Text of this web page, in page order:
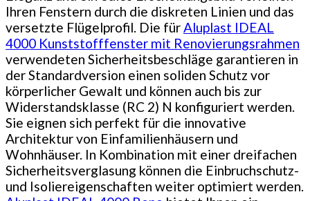
Ihren Fenstern durch die diskreten Linien und das
versetzte Flügelprofil. Die fürAluplast IDEAL
4000 Kunststofffenster mit Renovierungsrahmen
verwendeten Sicherheitsbeschläge garantieren in
der Standardversion einen soliden Schutz vor
körperlicher Gewalt und können auch bis zur
Widerstandsklasse (RC 2) N konfiguriert werden.
Sie eignen sich perfekt für die innovative
Architektur von Einfamilienhäusern und
Wohnhäuser. In Kombination mit einer dreifachen
Sicherheitsverglasung können die Einbruchschutz-
und Isoliereigenschaften weiter optimiert werden.